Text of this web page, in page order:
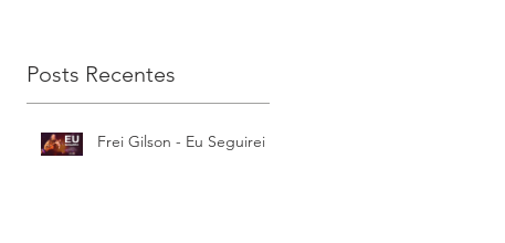
Posts Recentes
Frei Gilson - Eu Seguirei